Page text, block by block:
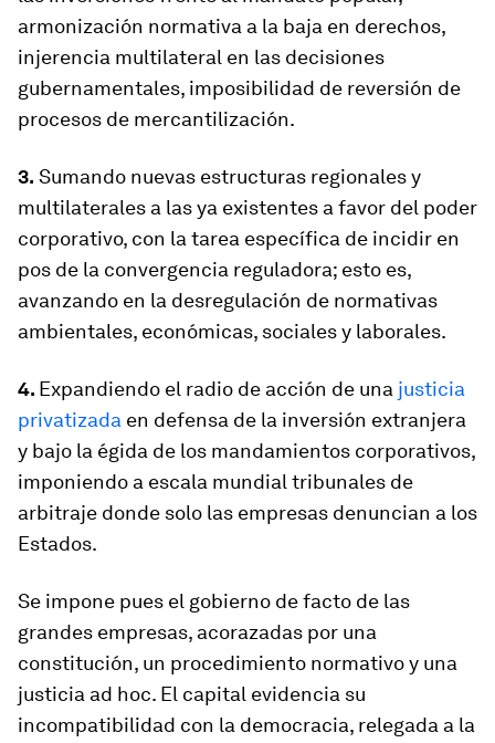
armonización normativa a la baja en derechos,
injerencia multilateral en las decisiones
gubernamentales, imposibilidad de reversión de
procesos de mercantilización.
3. Sumando nuevas estructuras regionales y
multilaterales a las ya existentes a favor del poder
corporativo, con la tarea específica de incidir en
pos de la convergencia reguladora; esto es,
avanzando en la desregulación de normativas
ambientales, económicas, sociales y laborales.
4. Expandiendo el radio de acción de una justicia
privatizada en defensa de la inversión extranjera
y bajo la égida de los mandamientos corporativos,
imponiendo a escala mundial tribunales de
arbitraje donde solo las empresas denuncian a los
Estados.
Se impone pues el gobierno de facto de las
grandes empresas, acorazadas por una
constitución, un procedimiento normativo y una
justicia ad hoc. El capital evidencia su
incompatibilidad con la democracia, relegada a la